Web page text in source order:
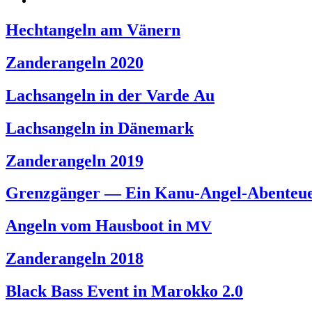
Hechtangeln am Vänern
Zanderangeln 2020
Lachsangeln in der Varde Au
Lachsangeln in Dänemark
Zanderangeln 2019
Grenzgänger — Ein Kanu-Angel-
Angeln vom Hausboot in MV
Zanderangeln 2018
Black Bass Event in Marokko 2.0